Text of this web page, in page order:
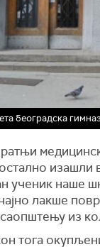
београдска
изашли
ученик наше
лакше
саопштењу из
тога